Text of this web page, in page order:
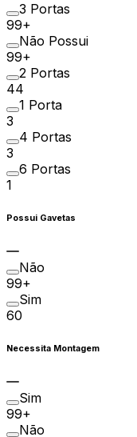
3 Portas
99+
Não Possui
99+
2 Portas
44
1 Porta
3
4 Portas
3
6 Portas
1
Possui Gavetas
Não
99+
Sim
60
Necessita Montagem
Sim
99+
Não